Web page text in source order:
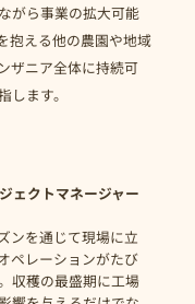
がら事業の拡大可能
抱える他の農園や地域
ザニア全体に持続可
ます。
クトマネージャー
ンを通じて現場に立
ペレーションがたび
収穫の最盛期に工場